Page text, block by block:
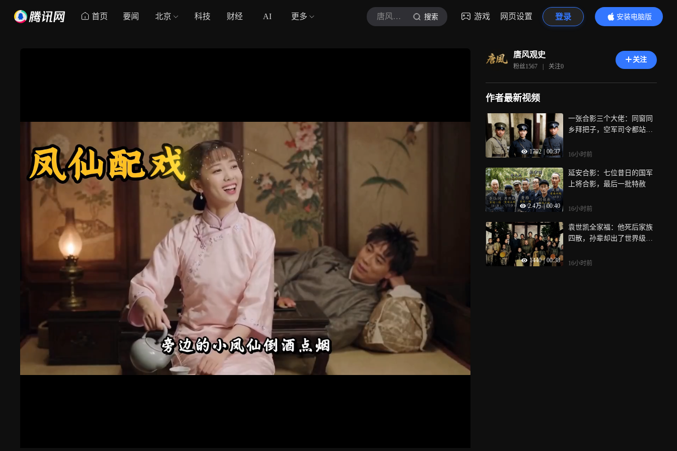
首页 要闻 北京 科技 财经 AI 更多 唐风观史 搜索 游戏 网页设置 登录
安装电脑版
内容更精彩
唐风观史
粉丝1567 | 关注0
关注
作者最新视频
1702 00:37
一张合影三个大佬：同窗同
乡拜把子，空军司令都站后
16小时前
2.4万 | 00:40
延安合影：七位昔日的国军
上将合影，最后一批特赦
16小时前
1440 | 00:38
袁世凯全家福：他死后家族
四散，孙辈却出了世界级科
16小时前